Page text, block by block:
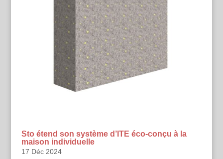
Sto étend son système d’ITE éco-conçu à la
maison individuelle
17 Déc 2024